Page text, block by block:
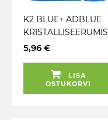
K2 BLUE+ ADBLUE
KRISTALLISEERUMIS
VASTANE LISAND
5,96 €
LISA
OSTUKORVI